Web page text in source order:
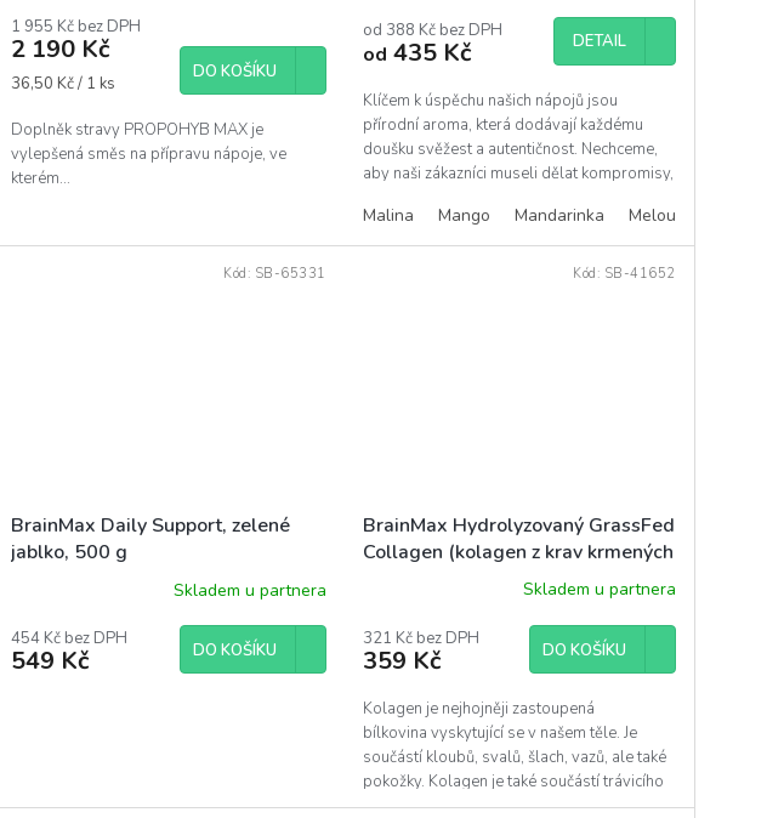
1 955 Kč bez DPH
2 190 Kč
Měrná
36,50 Kč / 1 ks
DO KOŠÍKU
Doplněk stravy PROPOHYB MAX je
vylepšená směs na přípravu nápoje, ve
kterém...
od 388 Kč bez DPH
od 435 Kč DETAIL
Klíčem k úspěchu našich nápojů jsou
přírodní aroma, která dodávají každému
doušku svěžest a autentičnost. Nechceme,
aby naši zákazníci museli dělat kompromisy,
Malina Mango Mandarinka Meloun
BrainMax Daily Support, zelené
jablko, 500 g
Skladem u partnera
454 Kč bez DPH
549 Kč DO KOŠÍKU
Kód: SB-65331
BrainMax Hydrolyzovaný GrassFed
Collagen (kolagen z krav krmených
Skladem u partnera
321 Kč bez DPH
359 Kč DO KOŠÍKU
Kolagen je nejhojněji zastoupená
bílkovina vyskytující se v našem těle. Je
součástí kloubů, svalů, šlach, vazů, ale také
pokožky. Kolagen je také součástí trávicího
systému i...
Kód: SB-41652